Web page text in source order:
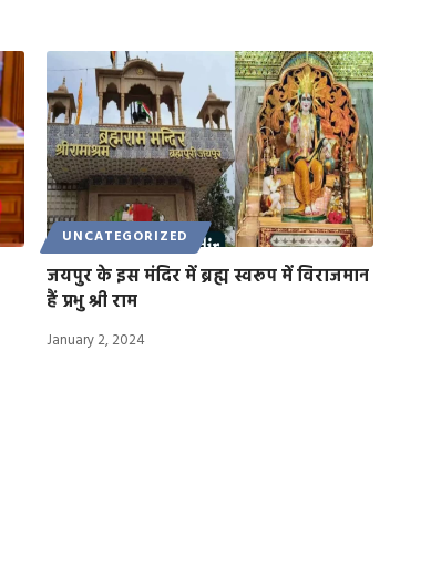
UNCATEGORIZED
जयपुर के इस मंदिर में ब्रह्म स्वरूप में विराजमान
हैं प्रभु श्री राम
January 2, 2024